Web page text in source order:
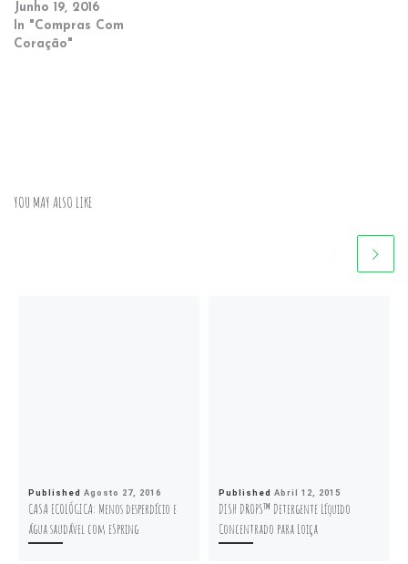
Junho 19, 2016
In "Compras Com
Coração"
YOU MAY ALSO LIKE
Published Agosto 27, 2016
CASA ECOLÓGICA: Menos desperdício e
água saudável com eSpring
Published Abril 12, 2015
DISH DROPS™ Detergente Líquido
Concentrado para Loiça